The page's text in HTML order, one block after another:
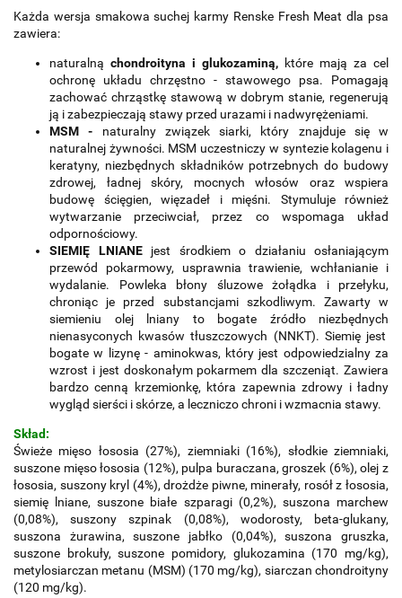
Każda wersja smakowa suchej karmy Renske Fresh Meat dla psa
zawiera:
naturalną chondroityna i glukozaminą, które mają za cel
ochronę układu chrzęstno - stawowego psa. Pomagają
zachować chrząstkę stawową w dobrym stanie, regenerują
ją i zabezpieczają stawy przed urazami i nadwyrężeniami.
MSM - naturalny związek siarki, który znajduje się w
naturalnej żywności. MSM uczestniczy w syntezie kolagenu i
keratyny, niezbędnych składników potrzebnych do budowy
zdrowej, ładnej skóry, mocnych włosów oraz wspiera
budowę ścięgien, więzadeł i mięśni. Stymuluje również
wytwarzanie przeciwciał, przez co wspomaga układ
odpornościowy.
SIEMIĘ LNIANEjest środkiem o działaniu osłaniającym
przewód pokarmowy, usprawnia trawienie, wchłanianie i
wydalanie. Powleka błony śluzowe żołądka i przełyku,
chroniąc je przed substancjami szkodliwym. Zawarty w
siemieniu olej lniany to bogate źródło niezbędnych
nienasyconych kwasów tłuszczowych (NNKT). Siemię jest
bogate w lizynę - aminokwas, który jest odpowiedzialny za
wzrost i jest doskonałym pokarmem dla szczeniąt. Zawiera
bardzo cenną krzemionkę, która zapewnia zdrowy i ładny
wygląd sierści i skórze, a leczniczo chroni i wzmacnia stawy.
Skład:
Świeże mięso łososia (27%), ziemniaki (16%), słodkie ziemniaki,
suszone mięso łososia (12%), pulpa buraczana, groszek (6%), olej z
łososia, suszony kryl (4%), drożdże piwne, minerały, rosół z łososia,
siemię lniane, suszone białe szparagi (0,2%), suszona marchew
(0,08%), suszony szpinak (0,08%), wodorosty, beta-glukany,
suszona żurawina, suszone jabłko (0,04%), suszona gruszka,
suszone brokuły, suszone pomidory, glukozamina (170 mg/kg),
metylosiarczan metanu (MSM) (170 mg/kg), siarczan chondroityny
(120 mg/kg).